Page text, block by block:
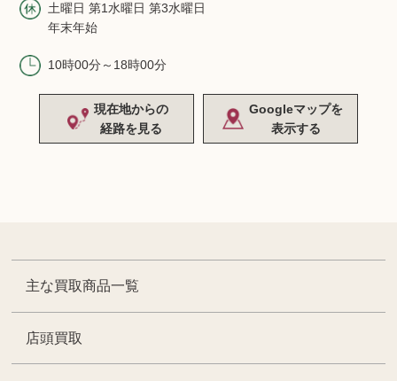
土曜日 第1水曜日 第3水曜日
年末年始
10時00分～18時00分
現在地からの
経路を見る
Googleマップを
表示する
主な買取商品一覧
店頭買取